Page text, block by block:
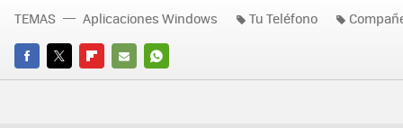
FACEBOOK
TWITTERFLIPBOARD
E-
WHATSAPP
TEMAS Aplicaciones Windows Tu Teléfono